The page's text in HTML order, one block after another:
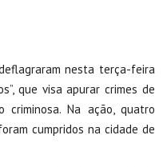
nesta terça-feira
que visa apurar crimes de
Na ação, quatro
cumpridos na cidade de